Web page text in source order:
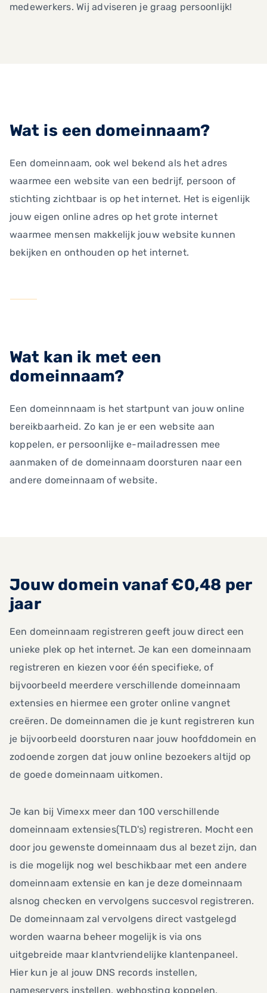
medewerkers. Wij adviseren je graag persoonlijk!
Wat is een domeinnaam?
Een domeinnaam, ook wel bekend als het adres
waarmee een website van een bedrijf, persoon of
stichting zichtbaar is op het internet. Het is eigenlijk
jouw eigen online adres op het grote internet
waarmee mensen makkelijk jouw website kunnen
bekijken en onthouden op het internet.
Wat kan ik met een
domeinnaam?
Een domeinnnaam is het startpunt van jouw online
bereikbaarheid. Zo kan je er een website aan
koppelen, er persoonlijke e-mailadressen mee
aanmaken of de domeinnaam doorsturen naar een
andere domeinnaam of website.
Jouw domein vanaf €0,48 per
jaar
Een domeinnaam registreren geeft jouw direct een
unieke plek op het internet. Je kan een domeinnaam
registreren en kiezen voor één specifieke, of
bijvoorbeeld meerdere verschillende domeinnaam
extensies en hiermee een groter online vangnet
creëren. De domeinnamen die je kunt registreren kun
je bijvoorbeeld doorsturen naar jouw hoofddomein en
zodoende zorgen dat jouw online bezoekers altijd op
de goede domeinnaam uitkomen.
Je kan bij Vimexx meer dan 100 verschillende
domeinnaam extensies(TLD's) registreren. Mocht een
door jou gewenste domeinnaam dus al bezet zijn, dan
is die mogelijk nog wel beschikbaar met een andere
domeinnaam extensie en kan je deze domeinnaam
alsnog checken en vervolgens succesvol registreren.
De domeinnaam zal vervolgens direct vastgelegd
worden waarna beheer mogelijk is via ons
uitgebreide maar klantvriendelijke klantenpaneel.
Hier kun je al jouw DNS records instellen,
nameservers instellen, webhosting koppelen,